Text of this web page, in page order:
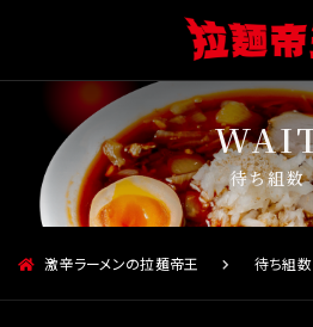
待ち組数
激辛ラーメンの拉麺帝王 待ち組数